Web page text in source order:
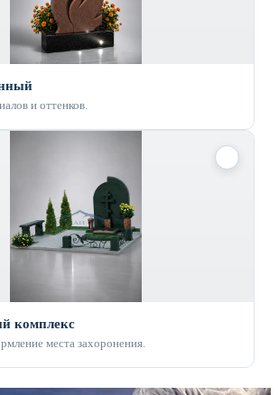
и оттенков.
комплекс
места захоронения.